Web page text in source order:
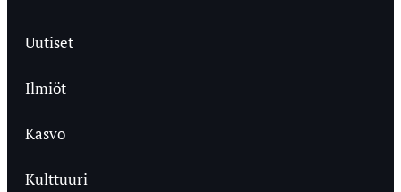
Uutiset
Ilmiöt
Kasvo
Kulttuuri